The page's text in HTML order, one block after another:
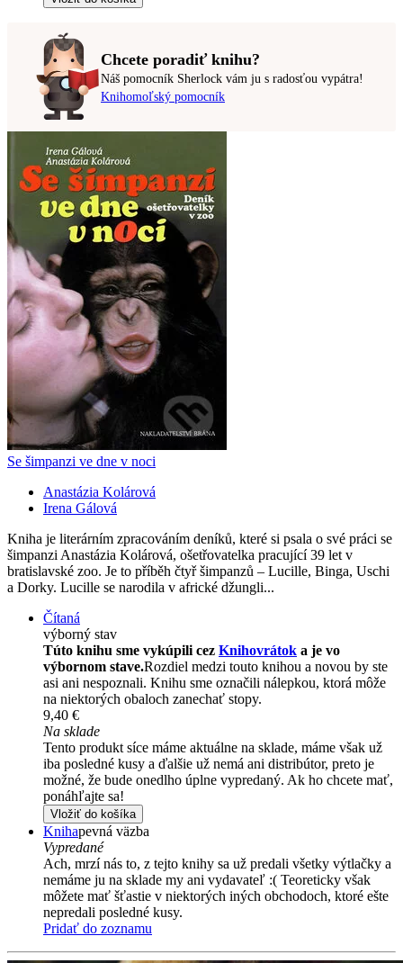
Chcete poradiť knihu?
Náš pomocník Sherlock vám ju s radosťou vypátra!
Knihomoľský pomocník
Se šimpanzi ve dne v noci
Anastázia Kolárová
Irena Gálová
Kniha je literárním zpracováním deníků, které si psala o své práci se
šimpanzi Anastázia Kolárová, ošetřovatelka pracující 39 let v
bratislavské zoo. Je to příběh čtyř šimpanzů – Lucille, Binga, Uschi
a Dorky. Lucille se narodila v africké džungli...
Čítaná
výborný stav
Túto knihu sme vykúpili cez Knihovrátok a je vo
výbornom stave.Rozdiel medzi touto knihou a novou by ste
asi ani nespoznali. Knihu sme označili nálepkou, ktorá môže
na niektorých obaloch zanechať stopy.
9,40 €
Na sklade
Tento produkt síce máme aktuálne na sklade, máme však už
iba posledné kusy a ďalšie už nemá ani distribútor, preto je
možné, že bude onedlho úplne vypredaný. Ak ho chcete mať,
ponáhľajte sa!
Vložiť do košíka
Knihapevná väzba
Vypredané
Ach, mrzí nás to, z tejto knihy sa už predali všetky výtlačky a
nemáme ju na sklade my ani vydavateľ :( Teoreticky však
môžete mať šťastie v niektorých iných obchodoch, ktoré ešte
nepredali posledné kusy.
Pridať do zoznamu